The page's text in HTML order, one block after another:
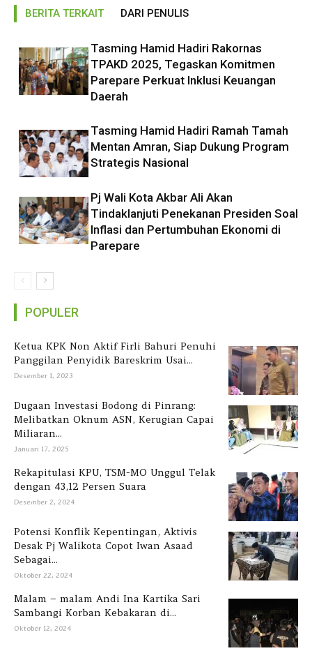
BERITA TERKAIT DARI PENULIS
Tasming Hamid Hadiri Rakornas
TPAKD 2025, Tegaskan Komitmen
Parepare Perkuat Inklusi Keuangan
Daerah
Tasming Hamid Hadiri Ramah Tamah
Mentan Amran, Siap Dukung Program
Strategis Nasional
Pj Wali Kota Akbar Ali Akan
Tindaklanjuti Penekanan Presiden Soal
Inflasi dan Pertumbuhan Ekonomi di
Parepare
POPULER
Ketua KPK Non Aktif Firli Bahuri Penuhi
Panggilan Penyidik Bareskrim Usai...
Desember 1, 2023
Dugaan Investasi Bodong di Pinrang:
Melibatkan Oknum ASN, Kerugian Capai
Miliaran...
Januari 17, 2025
Rekapitulasi KPU, TSM-MO Unggul Telak
dengan 43,12 Persen Suara
Desember 2, 2024
Potensi Konflik Kepentingan, Aktivis
Desak Pj Walikota Copot Iwan Asaad
Sebagai...
Oktober 22, 2024
Malam – malam Andi Ina Kartika Sari
Sambangi Korban Kebakaran di...
Oktober 12, 2024